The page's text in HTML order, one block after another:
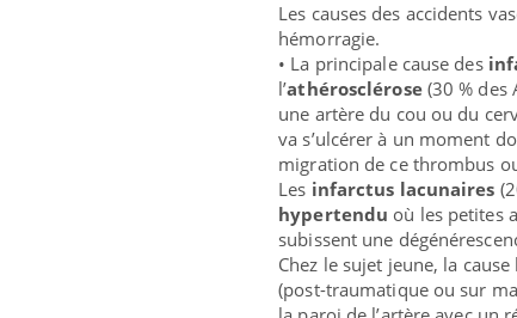
Les causes des accidents
hémorragie.
• La principale cause des
l’athérosclérose (30 % des
une artère du cou ou du
va s’ulcérer à un moment
migration de ce thrombus
Les infarctus lacunaires
hypertendu où les petites
subissent une
Chez le sujet jeune, la
(post-traumatique ou sur